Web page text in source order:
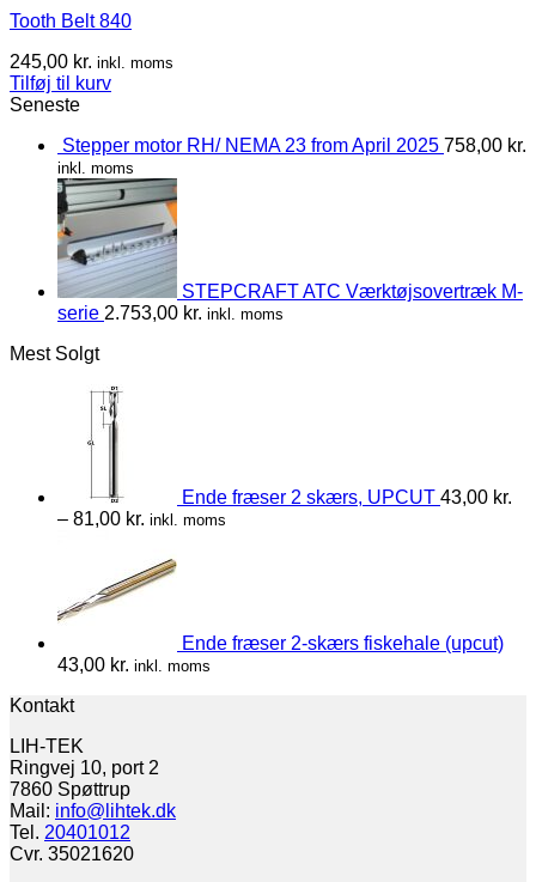
Tooth Belt 840
245,00 kr. inkl. moms
Tilføj til kurv
Seneste
Stepper motor RH/ NEMA 23 from April 2025 758,00 kr.
inkl. moms
STEPCRAFT ATC Værktøjsovertræk M-
serie 2.753,00 kr. inkl. moms
Mest Solgt
Ende fræser 2 skærs, UPCUT 43,00 kr.
– 81,00 kr. inkl. moms
Ende fræser 2-skærs fiskehale (upcut)
43,00 kr. inkl. moms
Kontakt
LIH-TEK
Ringvej 10, port 2
7860 Spøttrup
Mail: info@lihtek.dk
Tel. 20401012
Cvr. 35021620